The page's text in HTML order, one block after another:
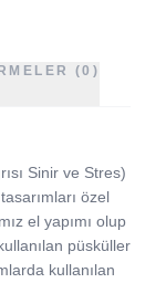
(0)
Sinir ve Stres)
özel
el yapımı olup
püsküller
kullanılan